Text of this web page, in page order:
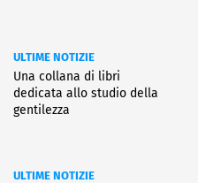
ULTIME NOTIZIE
Una collana di libri
dedicata allo studio della
gentilezza
ULTIME NOTIZIE